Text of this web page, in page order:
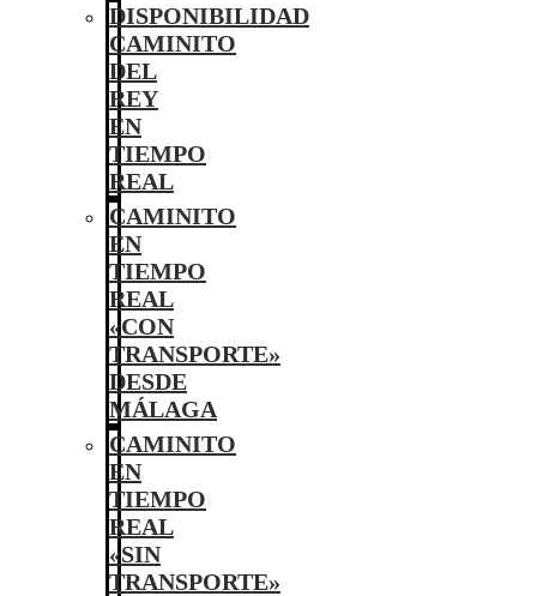
DISPONIBILIDAD
CAMINITO
DEL
REY
EN
TIEMPO
REAL
CAMINITO
EN
TIEMPO
REAL
«CON
TRANSPORTE»
DESDE
MÁLAGA
CAMINITO
EN
TIEMPO
REAL
«SIN
TRANSPORTE»